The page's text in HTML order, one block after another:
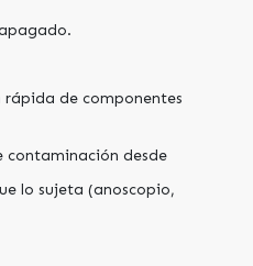
rápida de componentes
contaminación desde
lo sujeta (anoscopio,